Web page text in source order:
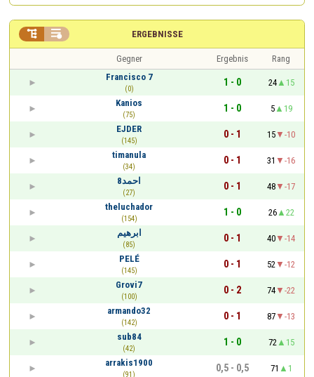
ERGEBNISSE
 
Gegner Ergebnis
Rang
Francisco 7
(0)
1 - 0 24
15
Kanios
(75)
1 - 0 5
19
EJDER
(145)
0 - 1 15
-10
timanula
(34)
0 - 1 31
-16
احمد8
(27)
0 - 1 48
-17
theluchador
(154)
1 - 0 26
22
ابرهيم
(85)
0 - 1 40
-14
PELÉ
(145)
0 - 1 52
-12
Grovi7
(100)
0 - 2 74
-22
armando32
(142)
0 - 1 87
-13
sub84
(42)
1 - 0 72
15
arrakis1900
(91)
0,5 - 0,5 71
1